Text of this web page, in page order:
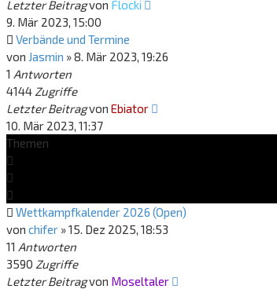
Letzter Beitragvon Flocki
9. Mär 2023, 15:00
Verbände und Termine
von Jasmin »8. Mär 2023, 19:26
1 Antworten
4144 Zugriffe
Letzter Beitragvon Ebiator
10. Mär 2023, 11:37
Themen
Wettkampfkalender 2026 (Open)
von chifer »15. Dez 2025, 18:53
11 Antworten
3590 Zugriffe
Letzter Beitragvon Moseltaler